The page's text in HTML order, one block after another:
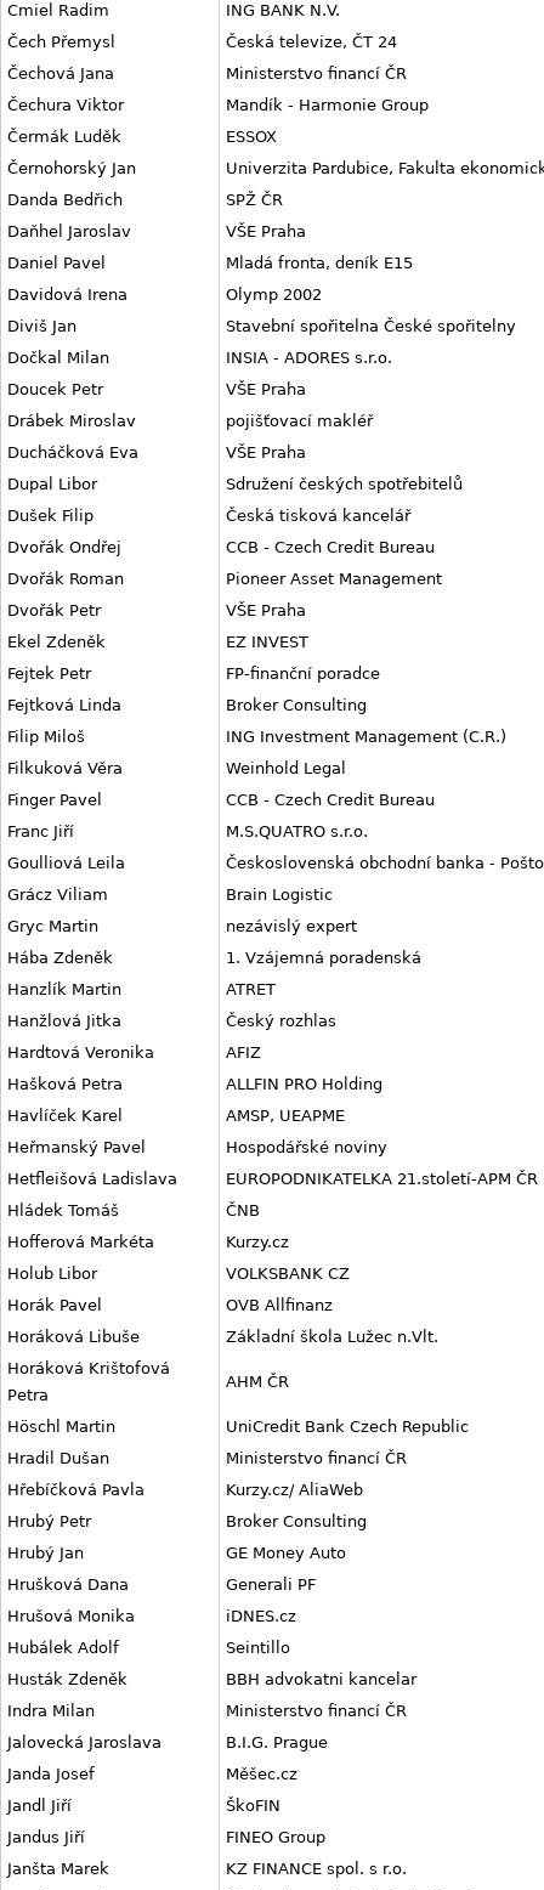
Cmiel Radim
ING BANK N.V.
Čech Přemysl
Česká televize, ČT 24
Čechová Jana
Ministerstvo financí ČR
Čechura Viktor
Mandík - Harmonie Group
Čermák Luděk
ESSOX
Černohorský Jan
Univerzita Pardubice, Fakulta
Danda Bedřich
SPŽ ČR
Daňhel Jaroslav
VŠE Praha
Daniel Pavel
Mladá fronta, deník E15
Davidová Irena
Olymp 2002
Diviš Jan
Stavební spořitelna České spořitelny
Dočkal Milan
INSIA - ADORES s.r.o.
Doucek Petr
VŠE Praha
Drábek Miroslav
pojišťovací makléř
Ducháčková Eva
VŠE Praha
Dupal Libor
Sdružení českých spotřebitelů
Dušek Filip
Česká tisková kancelář
Dvořák Ondřej
CCB - Czech Credit Bureau
Dvořák Roman
Pioneer Asset Management
Dvořák Petr
VŠE Praha
Ekel Zdeněk
EZ INVEST
Fejtek Petr
FP-finanční poradce
Fejtková Linda
Broker Consulting
Filip Miloš
ING Investment Management (C.R.)
Filkuková Věra
Weinhold Legal
Finger Pavel
CCB - Czech Credit Bureau
Franc Jiří
M.S.QUATRO s.r.o.
Goulliová Leila
Československá obchodní banka -
Grácz Viliam
Brain Logistic
Gryc Martin
nezávislý expert
Hába Zdeněk
1. Vzájemná poradenská
Hanzlík Martin
ATRET
Hanžlová Jitka
Český rozhlas
Hardtová Veronika
AFIZ
Hašková Petra
ALLFIN PRO Holding
Havlíček Karel
AMSP, UEAPME
Heřmanský Pavel
Hospodářské noviny
Hetfleišová Ladislava
EUROPODNIKATELKA 21.století-APM ČR
Hládek Tomáš
ČNB
Hofferová Markéta
Kurzy.cz
Holub Libor
VOLKSBANK CZ
Horák Pavel
OVB Allfinanz
Horáková Libuše
Základní škola Lužec n.Vlt.
Horáková Krištofová
Petra
AHM ČR
Höschl Martin
UniCredit Bank Czech Republic
Hradil Dušan
Ministerstvo financí ČR
Hřebíčková Pavla
Kurzy.cz/ AliaWeb
Hrubý Petr
Broker Consulting
Hrubý Jan
GE Money Auto
Hrušková Dana
Generali PF
Hrušová Monika
iDNES.cz
Hubálek Adolf
Seintillo
Husták Zdeněk
BBH advokatni kancelar
Indra Milan
Ministerstvo financí ČR
Jalovecká Jaroslava
B.I.G. Prague
Janda Josef
Měšec.cz
Jandl Jiří
ŠkoFIN
Jandus Jiří
FINEO Group
Janšta Marek
KZ FINANCE spol. s r.o.